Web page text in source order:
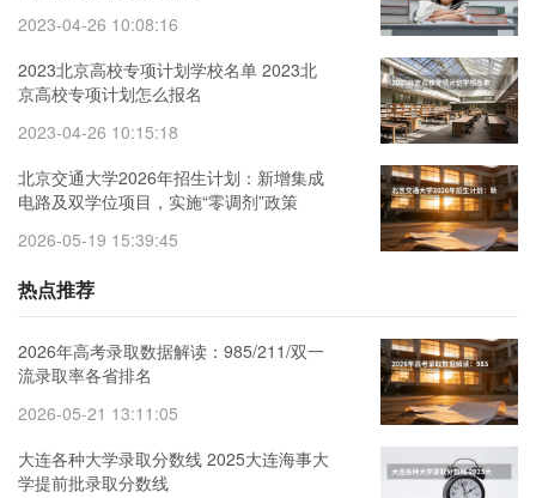
2023-04-26 10:08:16
2023北京高校专项计划学校名单 2023北
京高校专项计划怎么报名
2023-04-26 10:15:18
北京交通大学2026年招生计划：新增集成
电路及双学位项目，实施“零调剂”政策
2026-05-19 15:39:45
热点推荐
2026年高考录取数据解读：985/211/双一
流录取率各省排名
2026-05-21 13:11:05
大连各种大学录取分数线 2025大连海事大
学提前批录取分数线